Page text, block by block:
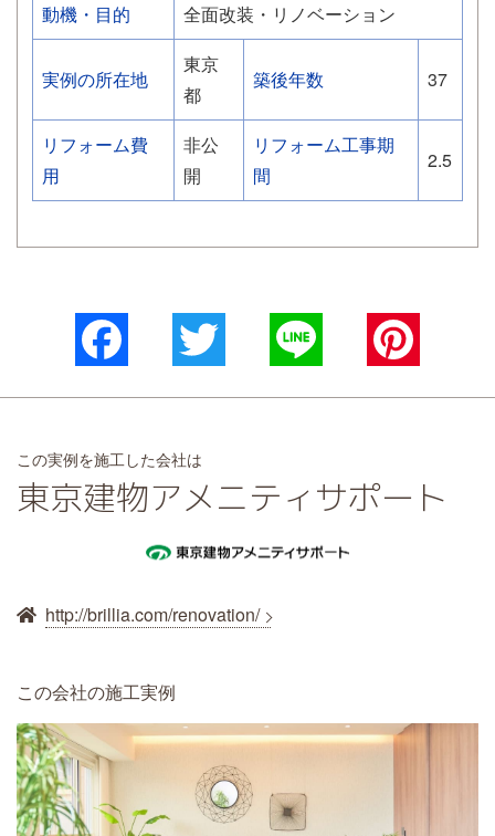
動機・目的
全面改装・リノベーション
実例の所在地
東京
都
築後年数 37
リフォーム費
用
非公
開
リフォーム工事期
間
2.5
Facebook
この実例を施工した会社は
東京建物アメニティサポート
http://brillia.com/renovation/
この会社の施工実例